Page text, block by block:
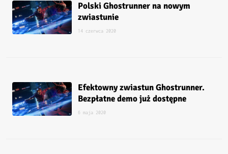
Polski Ghostrunner na nowym
zwiastunie
14 czerwca 2020
Efektowny zwiastun Ghostrunner.
Bezpłatne demo już dostępne
6 maja 2020